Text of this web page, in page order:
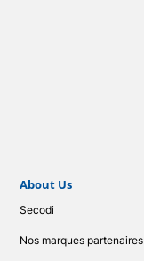
About Us
Secodi
Nos marques partenaires